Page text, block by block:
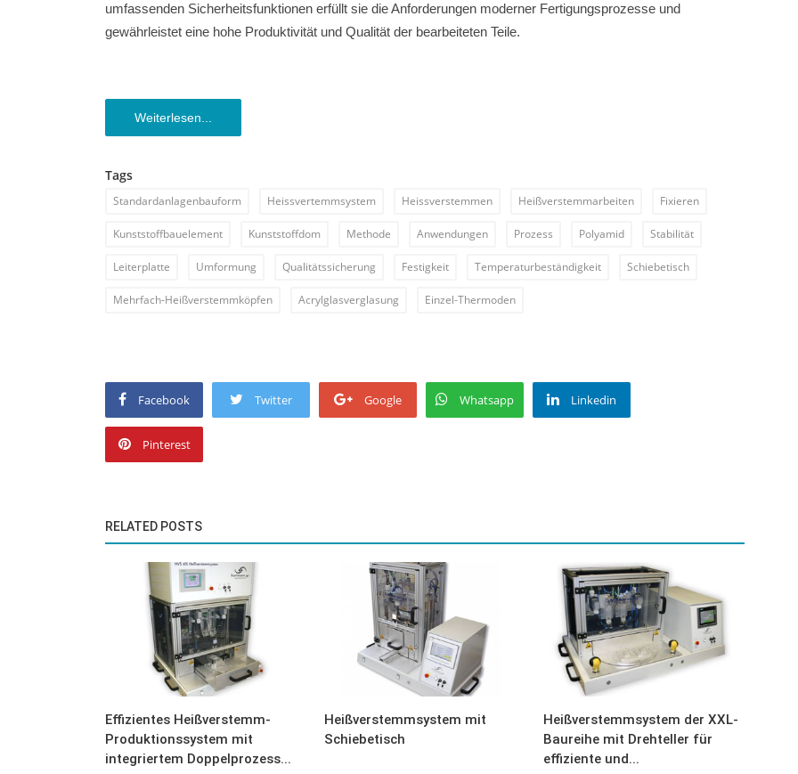
umfassenden Sicherheitsfunktionen erfüllt sie die Anforderungen moderner Fertigungsprozesse und
gewährleistet eine hohe Produktivität und Qualität der bearbeiteten Teile.
Weiterlesen...
Tags
Standardanlagenbauform Heissvertemmsystem Heissverstemmen Heißverstemmarbeiten Fixieren
Kunststoffbauelement Kunststoffdom Methode Anwendungen Prozess Polyamid Stabilität
Leiterplatte Umformung Qualitätssicherung Festigkeit Temperaturbeständigkeit Schiebetisch
Mehrfach-Heißverstemmköpfen Acrylglasverglasung Einzel-Thermoden
Facebook Twitter Google Whatsapp Linkedin
Pinterest
RELATED POSTS
Effizientes Heißverstemm-
Produktionssystem mit
integriertem Doppelprozess...
Heißverstemmsystem mit
Schiebetisch
Heißverstemmsystem der XXL-
Baureihe mit Drehteller für
effiziente und...